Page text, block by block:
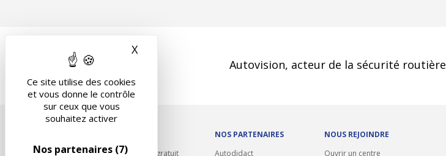
Ce site utilise des cookies
et vous donne le contrôle
sur ceux que vous
souhaitez activer
Nos partenaires (7)
X
Autovision, acteur de la sécurité routière
Rappel contrôle technique gratuit
NOS PARTENAIRES
Autodidact
NOUS REJOINDRE
Ouvrir un centre